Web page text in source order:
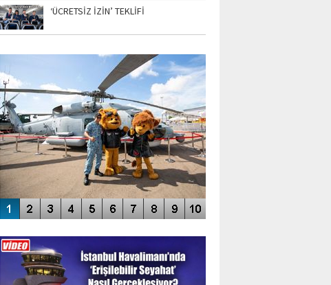
‘ÜCRETSİZ İZİN’ TEKLİFİ
SİNGAPUR AIRSHOW-2020
ENGELLERİN AŞILDIĞI HAVALİMANI